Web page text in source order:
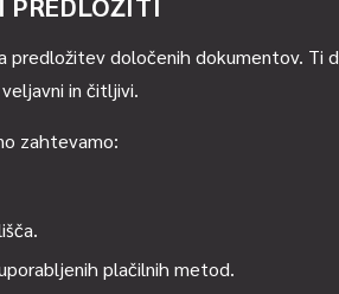
predložitev določenih dokumentov.
in čitljivi.
zahtevamo:
plačilnih metod.